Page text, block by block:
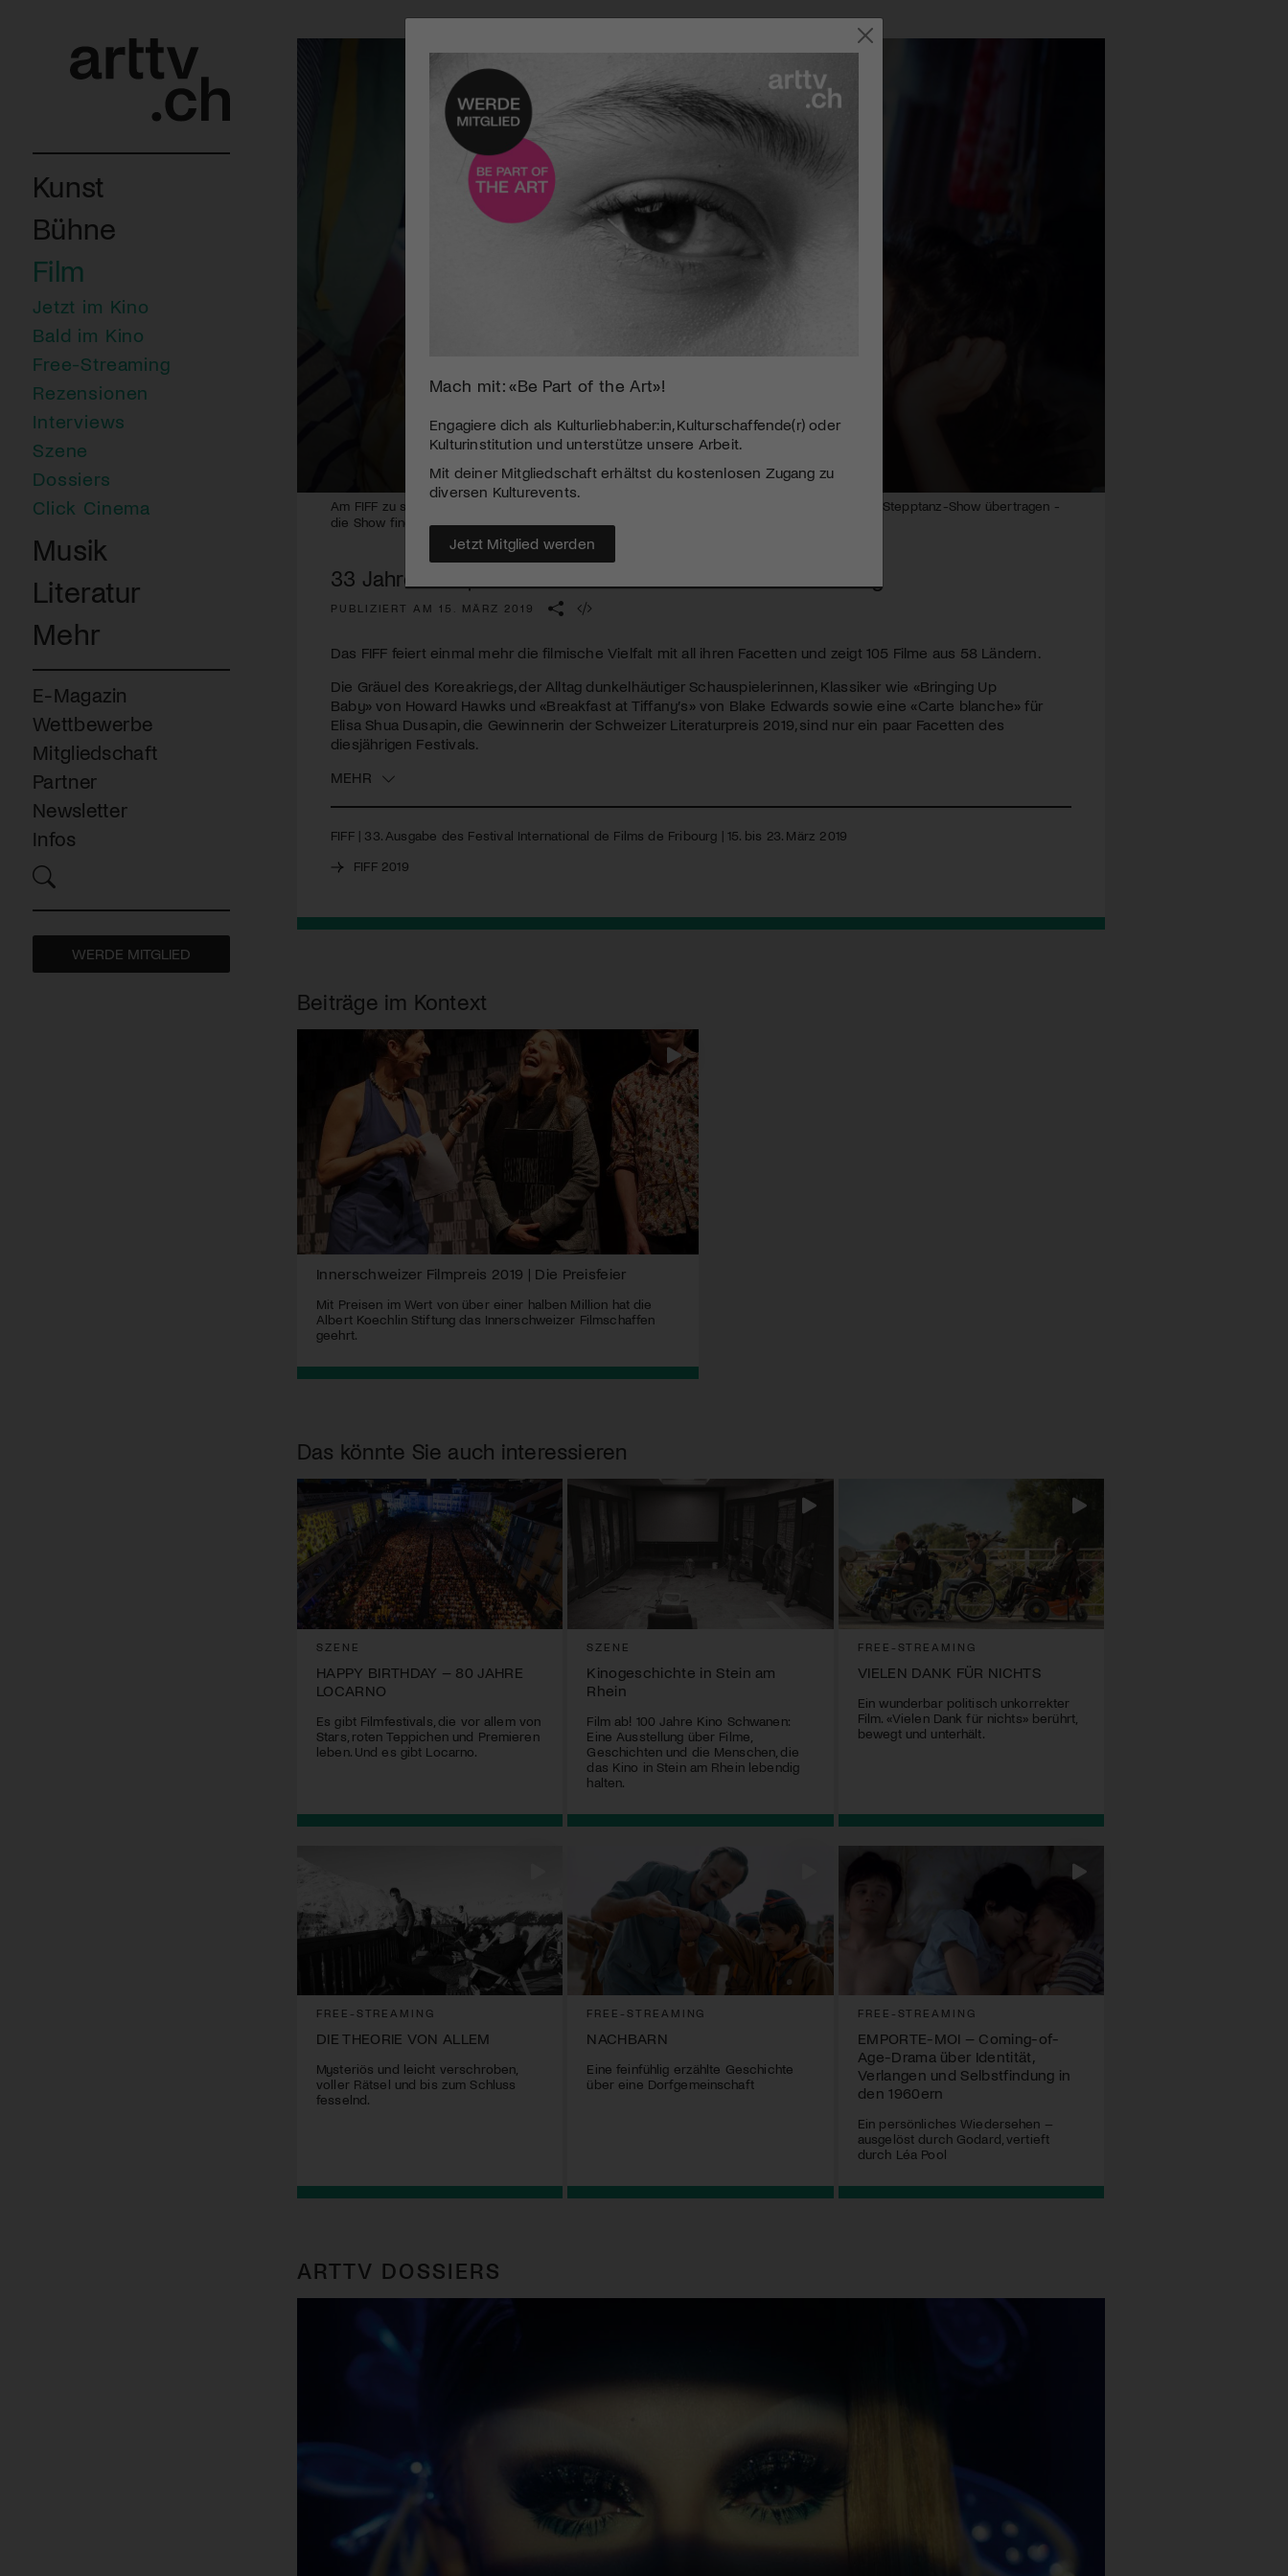
Kunst
Bühne
Film
Jetzt im Kino
Bald im Kino
Free-Streaming
Rezensionen
Interviews
Szene
Dossiers
Click Cinema
Musik
Literatur
Mehr
E-Magazin
Wettbewerbe
Mitgliedschaft
Partner
Newsletter
Infos
WERDE MITGLIED
seconds
seconds Volume
Am FIFF zu sehen: «Swing Kids» von Kang Hyeong-cheol. Die Gräuel des Koreakriegs in eine Stepptanz-Show übertragen -
die Show findet statt in einem Gefangenenlager
33 Jahre FIFF | Festival International de Films de Fribourg
PUBLIZIERT AM 15. MÄRZ 2019
Das FIFF feiert einmal mehr die filmische Vielfalt mit all ihren Facetten und zeigt 105 Filme aus 58 Ländern.
Die Gräuel des Koreakriegs, der Alltag dunkelhäutiger Schauspielerinnen, Klassiker wie «Bringing Up
Baby» von Howard Hawks und «Breakfast at Tiffany’s» von Blake Edwards sowie eine «Carte blanche» für
Elisa Shua Dusapin, die Gewinnerin der Schweizer Literaturpreis 2019, sind nur ein paar Facetten des
diesjährigen Festivals.
MEHR
FIFF| 33. Ausgabe des Festival International de Films de Fribourg | 15. bis 23. März 2019
FIFF 2019
Beiträge im Kontext
Innerschweizer Filmpreis 2019 | Die Preisfeier
Mit Preisen im Wert von über einer halben Million hat die
Albert Koechlin Stiftung das Innerschweizer Filmschaffen
geehrt.
Das könnte Sie auch interessieren
SZENE
HAPPY BIRTHDAY – 80 JAHRE
LOCARNO
Es gibt Filmfestivals, die vor allem von
Stars, roten Teppichen und Premieren
leben. Und es gibt Locarno.
SZENE
Kinogeschichte in Stein am
Rhein
Film ab! 100 Jahre Kino Schwanen:
Eine Ausstellung über Filme,
Geschichten und die Menschen, die
das Kino in Stein am Rhein lebendig
halten.
FREE-STREAMING
VIELEN DANK FÜR NICHTS
Ein wunderbar politisch unkorrekter
Film. «Vielen Dank für nichts» berührt,
bewegt und unterhält.
FREE-STREAMING
DIE THEORIE VON ALLEM
Mysteriös und leicht verschroben,
voller Rätsel und bis zum Schluss
fesselnd.
FREE-STREAMING
NACHBARN
Eine feinfühlig erzählte Geschichte
über eine Dorfgemeinschaft
FREE-STREAMING
EMPORTE-MOI – Coming-of-
Age-Drama über Identität,
Verlangen und Selbstfindung in
den 1960ern
Ein persönliches Wiedersehen –
ausgelöst durch Godard, vertieft
durch Léa Pool
ARTTV DOSSIERS
Mach mit: «Be Part of the Art»!
Engagiere dich als Kulturliebhaber:in, Kulturschaffende(r) oder
Kulturinstitution und unterstütze unsere Arbeit.
Mit deiner Mitgliedschaft erhältst du kostenlosen Zugang zu
diversen Kulturevents.
Jetzt Mitglied werden